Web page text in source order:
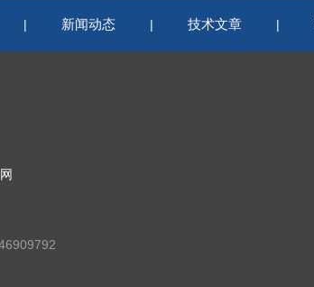
| 新闻动态 | 技术文章 |